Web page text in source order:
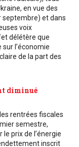
en vue des
septembre) et dans
voix
délétère que
l’économie
de la part des
diminué
rentrées fiscales
semestre,
prix de l’énergie
inscrit